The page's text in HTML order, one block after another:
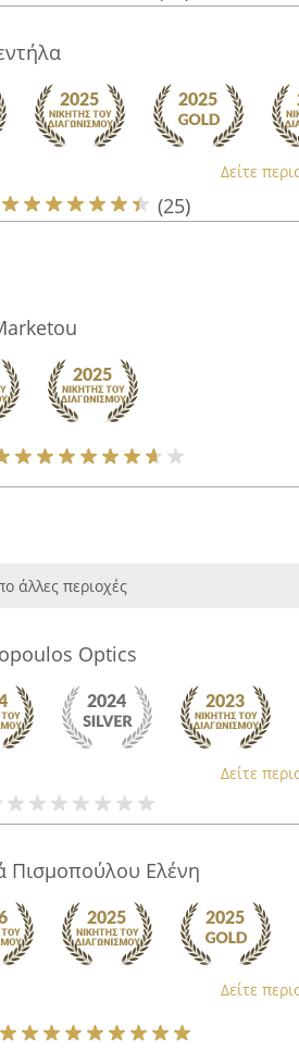
Δείτε
(25)
άλλες περιοχές
Optics
Δείτε
Πισμοπούλου Ελένη
Δείτε